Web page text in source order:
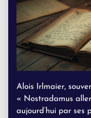
Alois Irlmaier,
« Nostradamus
aujourd’hui par ses